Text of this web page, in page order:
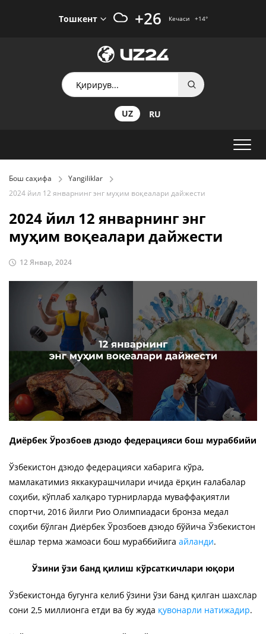
Тошкент +26 Кечаси +14°
UZ RU
Бош саҳифа
Yangiliklar
2024 йил 12 январнинг энг муҳим воқеалари дайжести
2024 йил 12 январнинг энг
муҳим воқеалари дайжести
12 Январ, 2024
Диёрбек Ўрозбоев дзюдо федерацияси бош мураббийи
Ўзбекистон дзюдо федерацияси хабарига кўра,
мамлакатимиз яккакурашчилари ичида ёрқин ғалабалар
соҳиби, кўплаб халқаро турнирларда муваффақиятли
спортчи, 2016 йилги Рио Олимпиадаси бронза медал
соҳиби бўлган Диёрбек Ўрозбоев дзюдо бўйича Ўзбекистон
ёшлар терма жамоаси бош мураббийига айланди.
Ўзини ўзи банд қилиш кўрсаткичлари юқори
Ўзбекистонда бугунга келиб ўзини ўзи банд қилган шахслар
сони 2,5 миллионга етди ва бу жуда қувонарли натижадир.